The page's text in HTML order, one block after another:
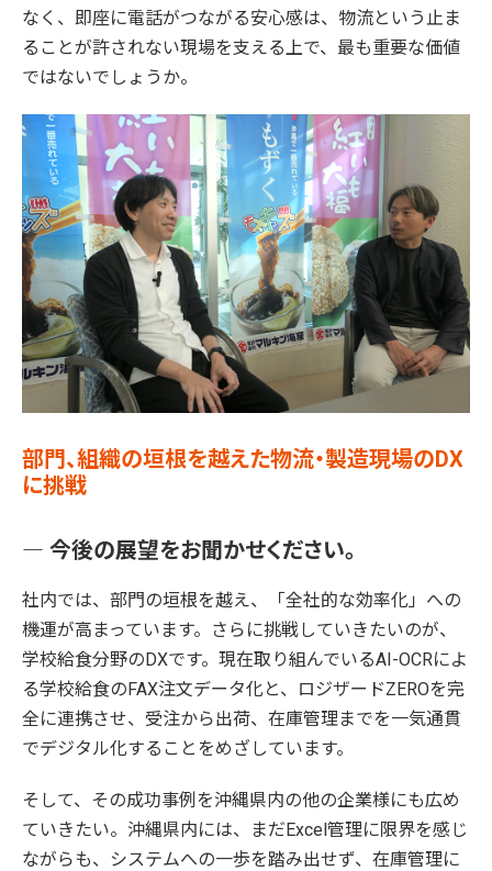
なく、即座に電話がつながる安心感は、物流という止ま
ることが許されない現場を支える上で、最も重要な価値
ではないでしょうか。
部門、組織の垣根を越えた物流・製造現場のDX
に挑戦
― 今後の展望をお聞かせください。
社内では、部門の垣根を越え、「全社的な効率化」への
機運が高まっています。さらに挑戦していきたいのが、
学校給食分野のDXです。現在取り組んでいるAI-OCRによ
る学校給食のFAX注文データ化と、ロジザードZEROを完
全に連携させ、受注から出荷、在庫管理までを一気通貫
でデジタル化することをめざしています。
そして、その成功事例を沖縄県内の他の企業様にも広め
ていきたい。沖縄県内には、まだExcel管理に限界を感じ
ながらも、システムへの一歩を踏み出せず、在庫管理に